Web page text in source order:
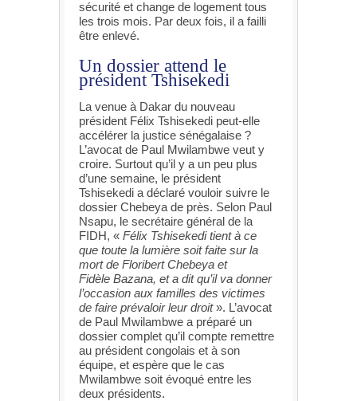
sécurité et change de logement tous
les trois mois. Par deux fois, il a failli
être enlevé.
Un dossier attend le
président Tshisekedi
La venue à Dakar du nouveau
président Félix Tshisekedi peut-elle
accélérer la justice sénégalaise ?
L’avocat de Paul Mwilambwe veut y
croire. Surtout qu’il y a un peu plus
d’une semaine, le président
Tshisekedi a déclaré vouloir suivre le
dossier Chebeya de près. Selon Paul
Nsapu, le secrétaire général de la
FIDH, « Félix Tshisekedi tient à ce
que toute la lumière soit faite sur la
mort de Floribert Chebeya et
Fidèle Bazana, et a dit qu’il va donner
l’occasion aux familles des victimes
de faire prévaloir leur droit». L’avocat
de Paul Mwilambwe a préparé un
dossier complet qu’il compte remettre
au président congolais et à son
équipe, et espère que le cas
Mwilambwe soit évoqué entre les
deux présidents.